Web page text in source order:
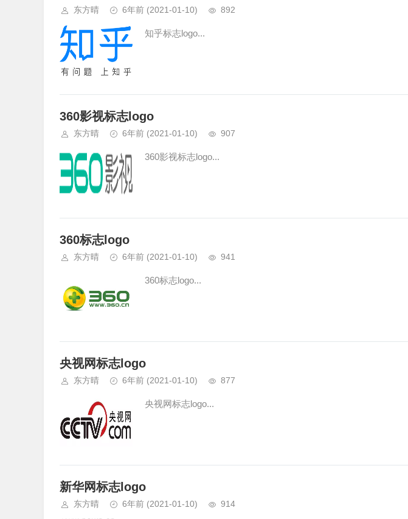
东方晴 6年前 (2021-01-10) 892
知乎标志logo...
360影视标志logo
东方晴 6年前 (2021-01-10) 907
360影视标志logo...
360标志logo
东方晴 6年前 (2021-01-10) 941
360标志logo...
央视网标志logo
东方晴 6年前 (2021-01-10) 877
央视网标志logo...
新华网标志logo
东方晴 6年前 (2021-01-10) 914